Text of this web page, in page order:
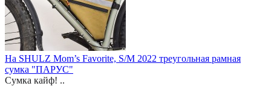
На SHULZ Mom’s Favorite, S/M 2022 треугольная рамная
сумка "ПАРУС"
Сумка кайф! ..